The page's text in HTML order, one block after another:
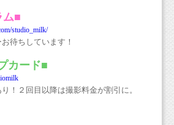
ム■
studio_milk/
待ちしています！
カード■
！２回目以降は撮影料金が割引に。